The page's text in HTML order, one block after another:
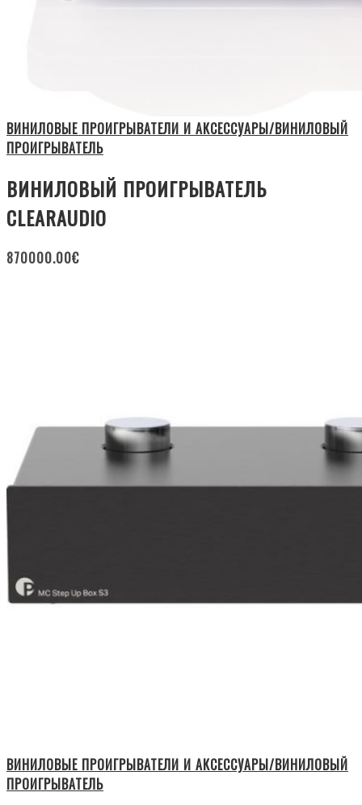
ВИНИЛОВЫЕ ПРОИГРЫВАТЕЛИ И АКСЕССУАРЫ/ВИНИЛОВЫЙ
ПРОИГРЫВАТЕЛЬ
ВИНИЛОВЫЙ ПРОИГРЫВАТЕЛЬ
CLEARAUDIO
870000.00€
ВИНИЛОВЫЕ ПРОИГРЫВАТЕЛИ И АКСЕССУАРЫ/ВИНИЛОВЫЙ
ПРОИГРЫВАТЕЛЬ